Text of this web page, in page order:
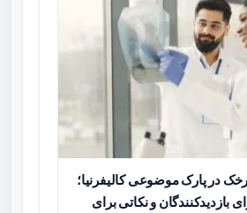
در پارک موضوعی کالیفرنیا؛
بازدیدکنندگان و نکاتی برای